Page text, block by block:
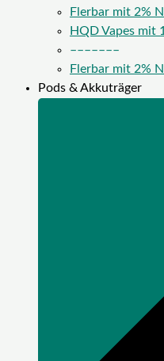
Flerbar mit 2%
HQD Vapes mit
–––––––
Flerbar mit 2%
Pods & Akkuträger